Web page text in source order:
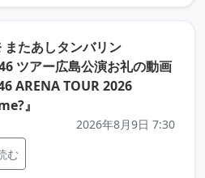
またあしタンバリン
ツアー広島公演お礼の動画
ARENA TOUR 2026
』
2026年8月9日 7:30
む